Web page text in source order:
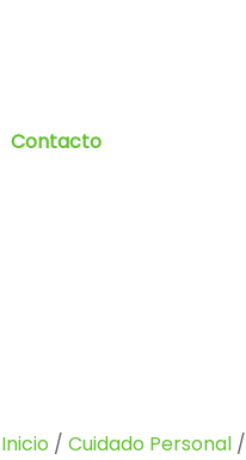
Contacto
Inicio / Cuidado Personal /